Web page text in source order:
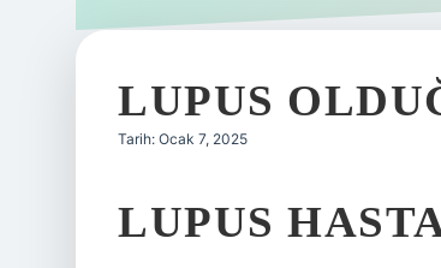
LUPUS
Tarih: Ocak 7, 2025
LUPUS